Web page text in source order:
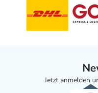
Jetzt anmelden